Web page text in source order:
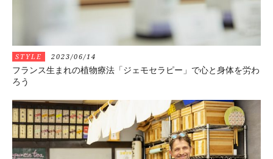
STYLE 2023/06/14
フランス生まれの植物療法「ジェモセラピー」で心と身体を労わ
ろう